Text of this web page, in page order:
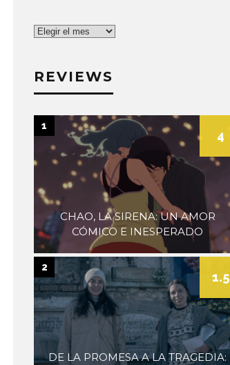
It
REVIEWS
CHAO, LA SIRENA: UN AMOR
CÓMICO E INESPERADO
4
1
DE LA PROMESA A LA TRAGEDIA:
1.5
2